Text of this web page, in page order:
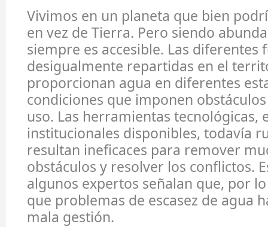
Vivimos en un planeta que bien
en vez de Tierra. Pero siendo
siempre es accesible. Las diferentes
desigualmente repartidas en el
proporcionan agua en diferentes
condiciones que imponen
uso. Las herramientas tecnológicas,
institucionales disponibles, todavía
resultan ineficaces para remover
obstáculos y resolver los conflictos.
algunos expertos señalan que, por
que problemas de escasez de agua
mala gestión.